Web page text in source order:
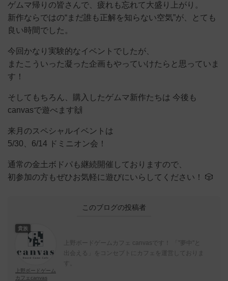
ゲムマ帰りの皆さんで、疲れも忘れて大盛り上がり。
新作ならではの“まだ誰も正解を知らない空気”が、とても
良い時間でした。
今回かなり実験的なイベントでしたが、
またこういった凝った企画もやっていけたらと思っていま
す！
そしてもちろん、購入したゲムマ新作たちは 今後も
canvasで遊べます🙌
来月のスペシャルイベントは
5/30、6/14 ドミニオン会！
通常の金土ボドパも継続開催しておりますので、
初参加の方もぜひお気軽に遊びにいらしてください！ 🎲
このブログの投稿者
貴族
上野ボードゲーム
カフェcanvas
上野ボードゲームカフェ canvasです！ 「''夢中''と
出会える」をコンセプトにカフェを運営しておりま
す。